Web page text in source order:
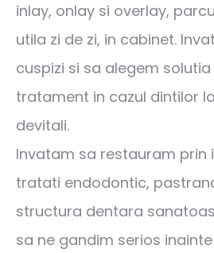
inlay, onlay si overlay,
utila zi de zi, in cabinet.
cuspizi si sa alegem
tratament in cazul dintilor
devitali.
Invatam sa restauram prin
tratati endodontic,
structura dentara
sa ne gandim serios